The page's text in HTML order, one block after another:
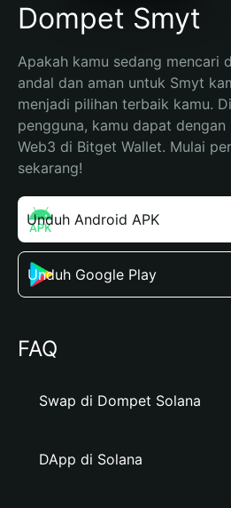
Dompet Smyt
Apakah kamu sedang mencari
andal dan aman untuk Smyt
menjadi pilihan terbaik kamu.
pengguna, kamu dapat dengan
Web3 di Bitget Wallet. Mulai
sekarang!
Unduh Android APK
Unduh Google Play
FAQ
Swap di Dompet Solana
DApp di Solana